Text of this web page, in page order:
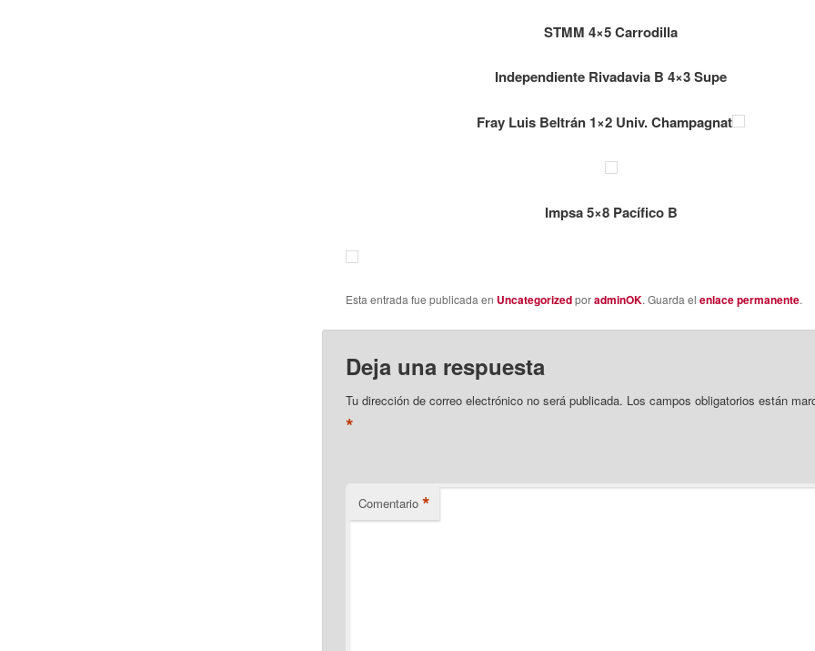
STMM 4×5 Carrodilla
Independiente Rivadavia B 4×3 Supe
Fray Luis Beltrán 1×2 Univ. Champagnat
Impsa 5×8 Pacífico B
Esta entrada fue publicada en UncategorizedporadminOK. Guarda el enlace permanente.
Deja una respuesta
Tu dirección de correo electrónico no será publicada. Los campos obligatorios están
*
Comentario *